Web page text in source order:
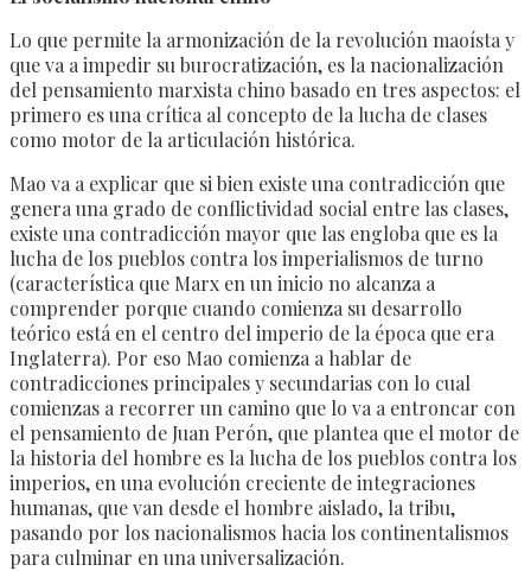
Lo que permite la armonización de la revolución maoísta y
que va a impedir su burocratización, es la nacionalización
del pensamiento marxista chino basado en tres aspectos: el
primero es una crítica al concepto de la lucha de clases
como motor de la articulación histórica.
Mao va a explicar que si bien existe una contradicción que
genera una grado de conflictividad social entre las clases,
existe una contradicción mayor que las engloba que es la
lucha de los pueblos contra los imperialismos de turno
(característica que Marx en un inicio no alcanza a
comprender porque cuando comienza su desarrollo
teórico está en el centro del imperio de la época que era
Inglaterra). Por eso Mao comienza a hablar de
contradicciones principales y secundarias con lo cual
comienzas a recorrer un camino que lo va a entroncar con
el pensamiento de Juan Perón, que plantea que el motor de
la historia del hombre es la lucha de los pueblos contra los
imperios, en una evolución creciente de integraciones
humanas, que van desde el hombre aislado, la tribu,
pasando por los nacionalismos hacia los continentalismos
para culminar en una universalización.